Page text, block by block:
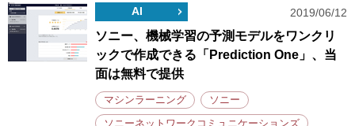
AI 2019/06/12
ソニー、機械学習の予測モデルをワンクリ
ックで作成できる「Prediction One」、当
面は無料で提供
マシンラーニング ソニー
ソニーネットワークコミュニケーションズ